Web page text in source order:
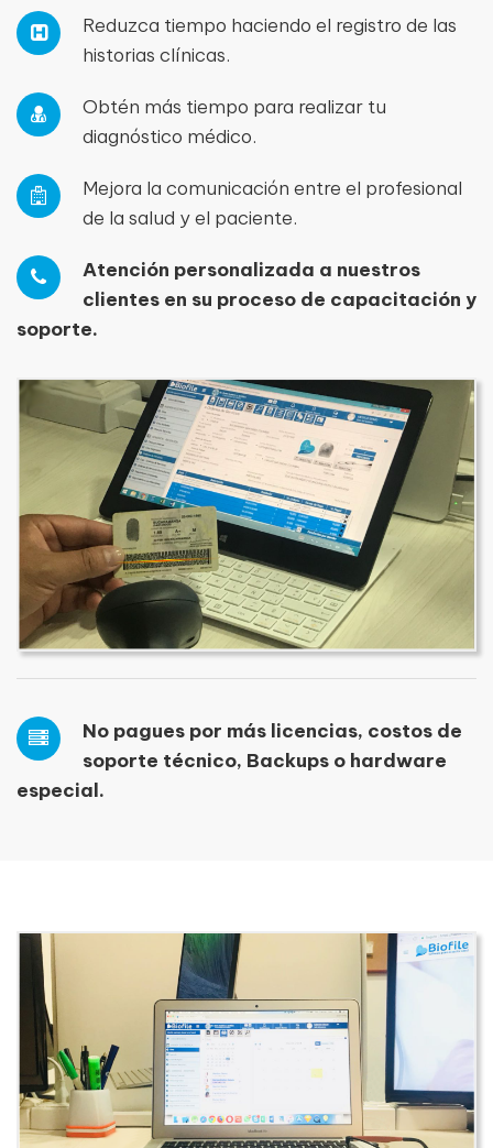
Reduzca tiempo haciendo el registro de las
historias clínicas.
Obtén más tiempo para realizar tu
diagnóstico médico.
Mejora la comunicación entre el profesional
de la salud y el paciente.
Atención personalizada a nuestros
clientes en su proceso de capacitación y
soporte.
No pagues por más licencias, costos de
soporte técnico, Backups o hardware
especial.